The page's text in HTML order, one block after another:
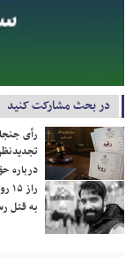
در بحث مشارکت کنید
رأی
درباره
به قتل